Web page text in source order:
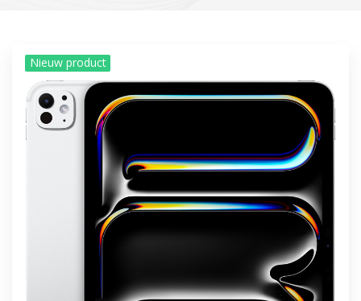
Nieuw product